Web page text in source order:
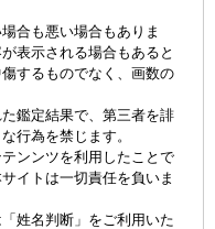
合も悪い場合もありま
表示される場合もあると
するものでなく、画数の
鑑定結果で、第三者を誹
行為を禁じます。
ンンツを利用したことで
イトは一切責任を負いま
姓名判断」をご利用いた